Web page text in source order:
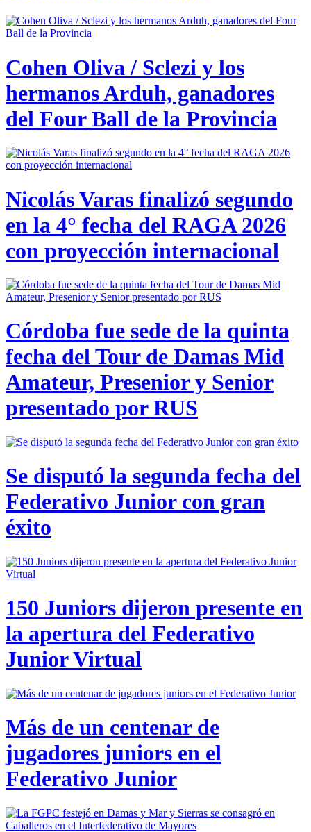
Cohen Oliva / Sclezi y los
hermanos Arduh, ganadores
del Four Ball de la Provincia
Nicolás Varas finalizó segundo
en la 4° fecha del RAGA 2026
con proyección internacional
Córdoba fue sede de la quinta
fecha del Tour de Damas Mid
Amateur, Presenior y Senior
presentado por RUS
Se disputó la segunda fecha del
Federativo Junior con gran
éxito
150 Juniors dijeron presente en
la apertura del Federativo
Junior Virtual
Más de un centenar de
jugadores juniors en el
Federativo Junior